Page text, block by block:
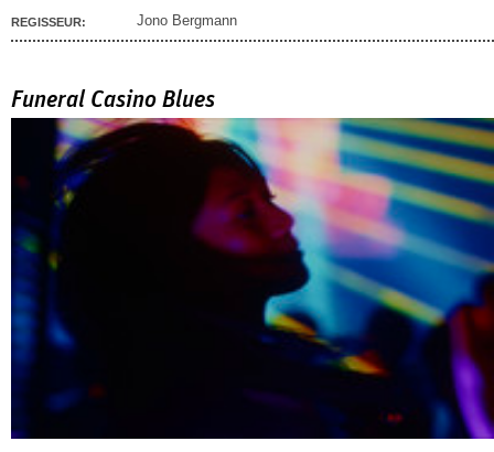
REGISSEUR: Jono Bergmann
Funeral Casino Blues